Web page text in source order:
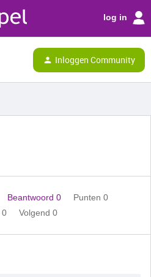
log in
Inloggen Community
Beantwoord 0
Punten 0
0 Volgend 0